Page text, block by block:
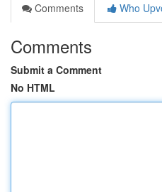
Comments
Who
Comments
Submit a Comment
No HTML